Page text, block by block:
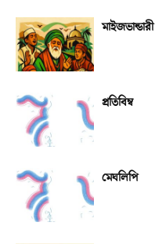
প্রতিবিম্ব
মেঘলিপি